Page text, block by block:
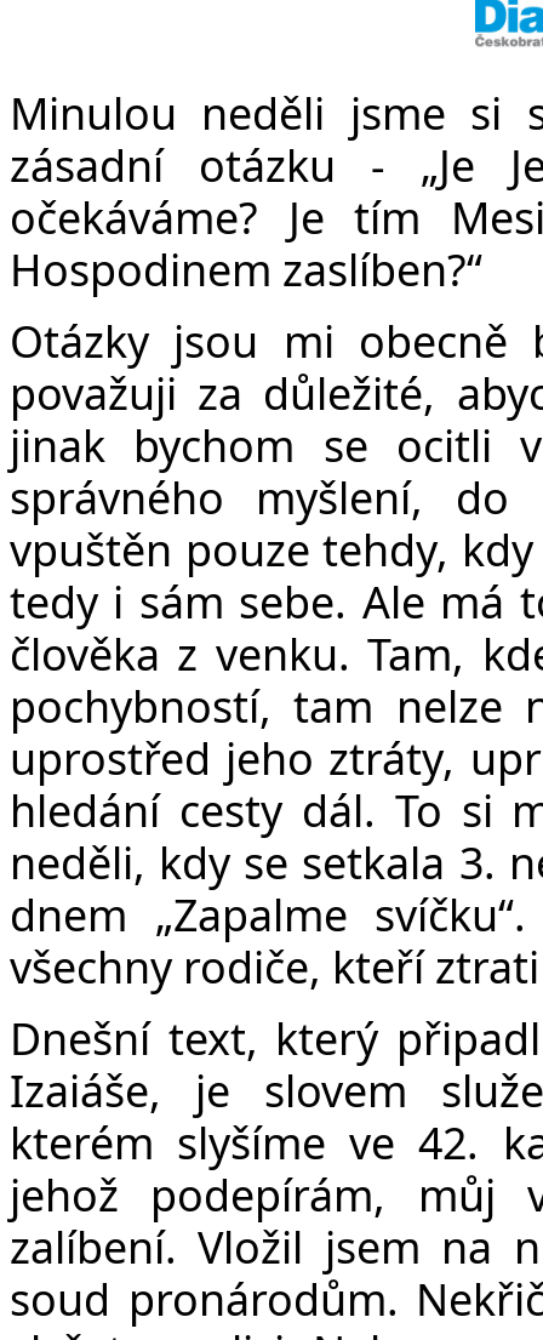
Minulou neděli jsme si
zásadní otázku - „Je
očekáváme? Je tím
Hospodinem zaslíben?“
Otázky jsou mi obecně
považuji za důležité,
jinak bychom se ocitli
správného myšlení,
vpuštěn pouze tehdy,
tedy i sám sebe. Ale má
člověka z venku. Tam,
pochybností, tam nelze
uprostřed jeho ztráty,
hledání cesty dál. To si
neděli, kdy se setkala 3.
dnem „Zapalme
všechny rodiče, kteří
Dnešní text, který
Izaiáše, je slovem
kterém slyšíme ve 42.
jehož podepírám, můj
zalíbení. Vložil jsem na
soud pronárodům.